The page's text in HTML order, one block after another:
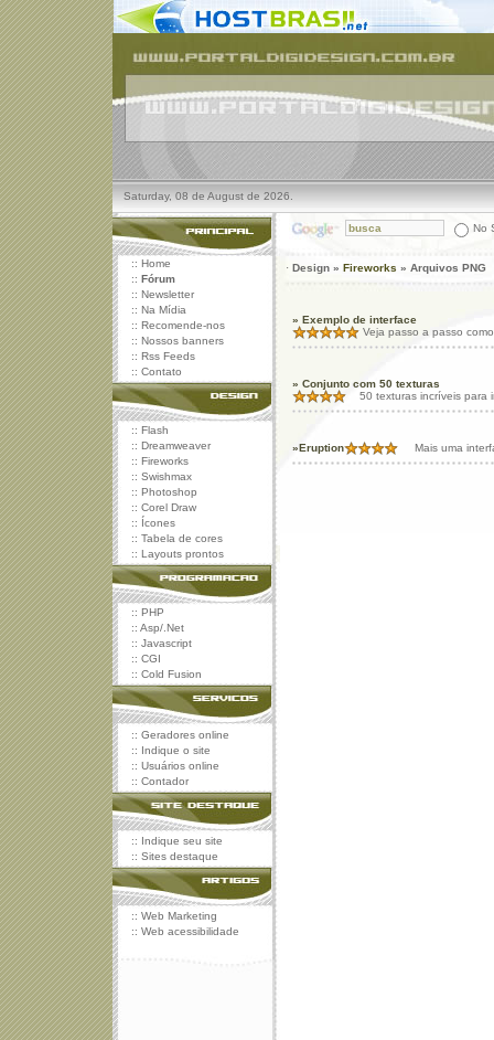
Saturday, 08 de August de 2026.
No
:: Home
:: Fórum
:: Newsletter
:: Na Mídia
:: Recomende-nos
:: Nossos banners
:: Rss Feeds
:: Contato
:: Flash
:: Dreamweaver
:: Fireworks
:: Swishmax
:: Photoshop
:: Corel Draw
:: Ícones
:: Tabela de cores
:: Layouts prontos
:: PHP
:: Asp/.Net
:: Javascript
:: CGI
:: Cold Fusion
:: Geradores online
:: Indique o site
:: Usuários online
:: Contador
:: Indique seu site
:: Sites destaque
:: Web Marketing
:: Web acessibilidade
· Design » Fireworks » Arquivos PNG
» Exemplo de interface
Veja passo a passo
» Conjunto com 50 texturas
50 texturas incríveis para
»Eruption Mais uma